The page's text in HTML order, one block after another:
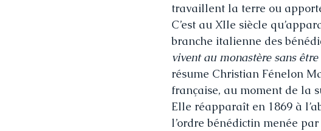
travaillent la terre ou
C’est au XIIe siècle
branche italienne des
vivent au monastère sans
résume Christian Fénelon
française, au moment de la
Elle réapparaît en 1869 à
l’ordre bénédictin menée